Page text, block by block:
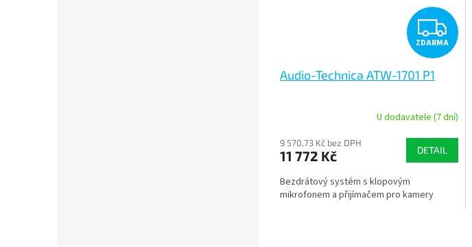
Z
D
R
M
A
ZDARMA
Audio-Technica ATW-1701 P1
U dodavatele (7 dní)
9 570,73 Kč bez DPH
11 772 Kč DETAIL
Bezdrátový systém s klopovým
mikrofonem a přijímačem pro kamery